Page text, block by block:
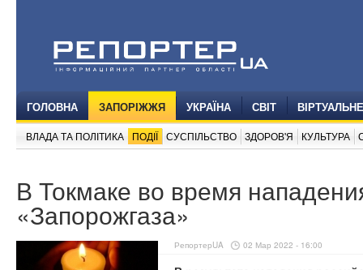
ГОЛОВНА ЗАПОРІЖЖЯ УКРАЇНА СВІТ
ВЛАДА ТА ПОЛІТИКА ПОДІЇ СУСПІЛЬСТВО ЗДОРОВ'Я КУЛЬТУРА
В Токмаке во время
«Запорожгаза»
РепортерUA 02 Мар 2022 - 16:00